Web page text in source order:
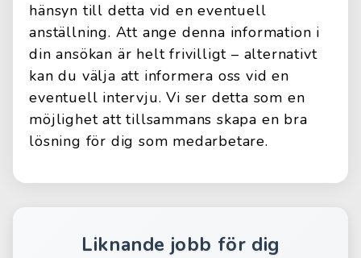
hänsyn till detta vid en eventuell
anställning. Att ange denna information i
din ansökan är helt frivilligt – alternativt
kan du välja att informera oss vid en
eventuell intervju. Vi ser detta som en
möjlighet att tillsammans skapa en bra
lösning för dig som medarbetare.
Liknande jobb för dig